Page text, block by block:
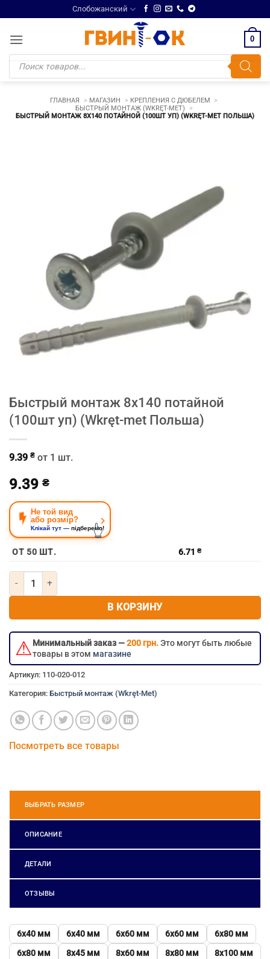
to
content
Слобожанский
0
Поиск
товаров
ГЛАВНАЯ МАГАЗИН
КРЕПЛЕНИЯ С ДЮБЕЛЕМ
БЫСТРЫЙ МОНТАЖ (WKRĘT-MET)
БЫСТРЫЙ МОНТАЖ 8Х140 ПОТАЙНОЙ (100ШТ УП) (WKRĘT-MET ПОЛЬША)
Быстрый монтаж 8х140 потайной
(100шт уп) (Wkręt-met Польша)
9.39 ₴ от 1 шт.
9.39 ₴
Не той вид
або розмір?
Клікай тут — підберемо!
›
👆
ОТ 50 ШТ. 6.71 ₴
Количество товара Быстрый монтаж 8х140 потайной (100шт
В КОРЗИНУ
⚠Минимальный заказ —200 грн.Это могут быть любые
товары в этом магазине
Артикул: 110-020-012
Категория: Быстрый монтаж (Wkręt-Met)
Посмотреть все товары
ВЫБРАТЬ РАЗМЕР
ОПИСАНИЕ
ДЕТАЛИ
ОТЗЫВЫ
6х40 мм 6х40 мм 6х60 мм 6х60 мм
6х80 мм
6х80 мм
8х45 мм 8х60 мм 8х80 мм
8х100 мм